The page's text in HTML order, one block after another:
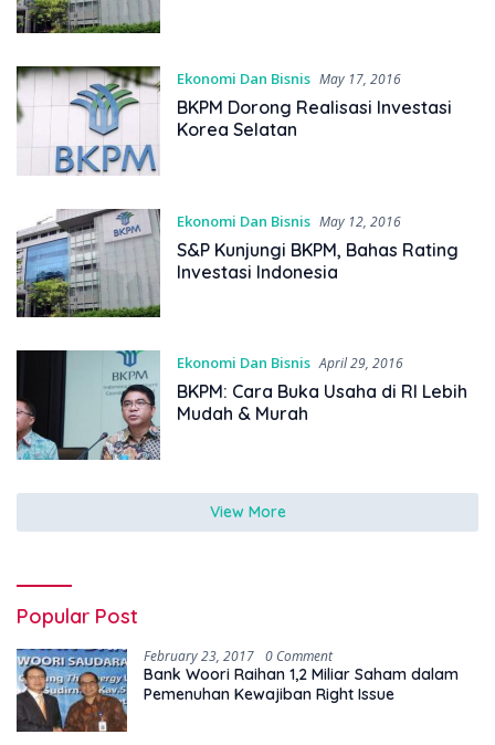
Ekonomi Dan Bisnis May 17, 2016
BKPM Dorong Realisasi Investasi
Korea Selatan
Ekonomi Dan Bisnis May 12, 2016
S&P Kunjungi BKPM, Bahas Rating
Investasi Indonesia
Ekonomi Dan Bisnis April 29, 2016
BKPM: Cara Buka Usaha di RI Lebih
Mudah & Murah
View More
Popular Post
February 23, 2017 0 Comment
Bank Woori Raihan 1,2 Miliar Saham dalam
Pemenuhan Kewajiban Right Issue